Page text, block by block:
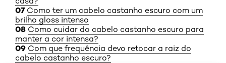
Como ter um cabelo castanho escuro com um
brilho gloss intenso
Como cuidar do cabelo castanho escuro para
manter a cor intensa?
Com que frequência devo retocar a raiz do
cabelo castanho escuro?